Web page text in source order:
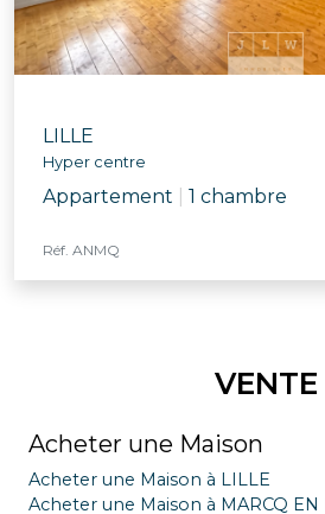
LILLE
Hyper centre
Appartement 1 chambre
Réf. ANMQ
VENTE
Acheter une Maison
Acheter une Maison à LILLE
Acheter une Maison à MARCQ EN